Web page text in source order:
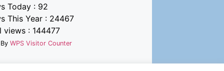
Today : 92
This Year : 24467
: 144477
WPS Visitor Counter